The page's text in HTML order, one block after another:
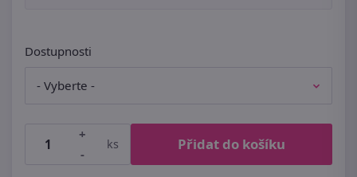
Dostupnosti
+
-
ks Přidat do košíku